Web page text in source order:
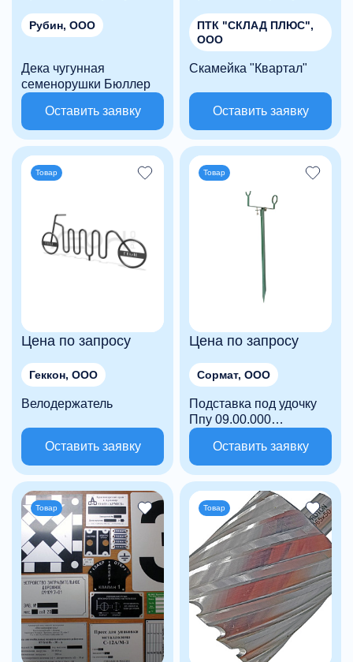
Рубин, ООО
Дека чугунная
семенорушки Бюллер
Оставить заявку
ПТК "СКЛАД ПЛЮС",
ООО
Скамейка "Квартал"
Оставить заявку
Товар
Цена по запросу
Геккон, ООО
Велодержатель
Оставить заявку
Товар
Цена по запросу
Сормат, ООО
Подставка под удочку
Ппу 09.00.000
(регулируемая, из
трубы)Оставить заявку
Товар Товар